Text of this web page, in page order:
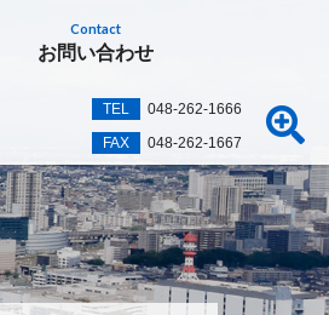
Contact
お問い合わせ
TEL
048-262-1666
FAX
048-262-1667